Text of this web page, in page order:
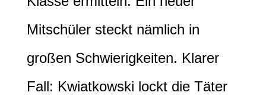
Mitschüler steckt nämlich in
großen Schwierigkeiten. Klarer
Fall: Kwiatkowski lockt die Täter